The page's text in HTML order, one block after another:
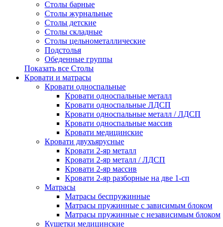
Столы барные
Столы журнальные
Столы детские
Столы складные
Столы цельнометаллические
Подстолья
Обеденные группы
Показать все Столы
Кровати и матрасы
Кровати односпальные
Кровати односпальные металл
Кровати односпальные ЛДСП
Кровати односпальные металл / ЛДСП
Кровати односпальные массив
Кровати медицинские
Кровати двухъярусные
Кровати 2-яр металл
Кровати 2-яр металл / ЛДСП
Кровати 2-яр массив
Кровати 2-яр разборные на две 1-сп
Матрасы
Матрасы беспружинные
Матрасы пружинные с зависимым блоком
Матрасы пружинные с независимым блоком
Кушетки медицинские